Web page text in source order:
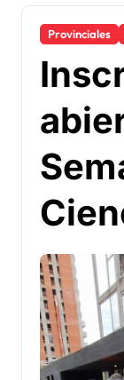
Provinciales